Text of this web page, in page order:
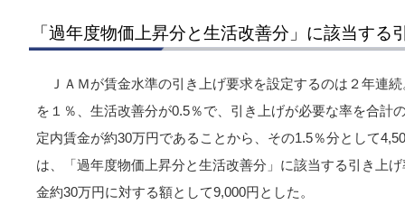
「過年度物価上昇分と生活改善分」に該当する
ＪＡＭが賃金水準の引き上げ要求を設定するのは２年連
を１％、生活改善分が0.5％で、引き上げが必要な率を合計
定内賃金が約30万円であることから、その1.5％分として
は、「過年度物価上昇分と生活改善分」に該当する引き上
金約30万円に対する額として9,000円とした。